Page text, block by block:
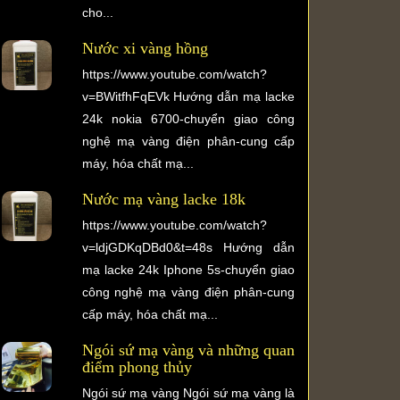
cho...
Nước xi vàng hồng
https://www.youtube.com/watch?
v=BWitfhFqEVk Hướng dẫn mạ lacke
24k nokia 6700-chuyển giao công
nghệ mạ vàng điện phân-cung cấp
máy, hóa chất mạ...
Nước mạ vàng lacke 18k
https://www.youtube.com/watch?
v=ldjGDKqDBd0&t=48s Hướng dẫn
mạ lacke 24k Iphone 5s-chuyển giao
công nghệ mạ vàng điện phân-cung
cấp máy, hóa chất mạ...
Ngói sứ mạ vàng và những quan
điểm phong thủy
Ngói sứ mạ vàng Ngói sứ mạ vàng là